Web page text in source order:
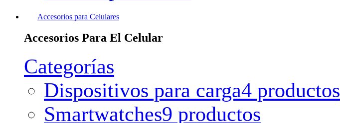
Accesorios para Celulares
Accesorios Para El Celular
Categorías
Dispositivos para carga4 productos
Smartwatches9 productos